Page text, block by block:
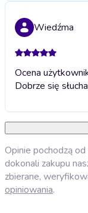
Wiedźma
Ocena
Dobrze się
Opinie pochodzą
dokonali zakupu
zbierane,
opiniowania.